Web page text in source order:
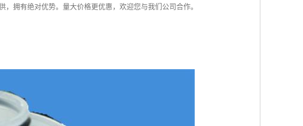
拥有绝对优势。量大价格更优惠，欢迎您与我们公司合作。